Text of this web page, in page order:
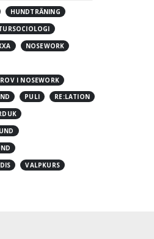
HUNDTRÄNING
NOSEWORK
I NOSEWORK
PULI
RE:LATION
VALPKURS